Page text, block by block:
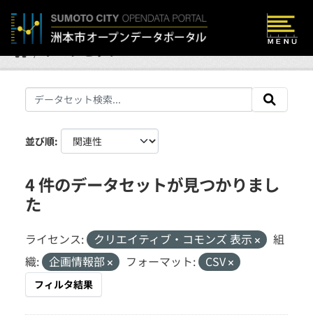
並び順
4 件のデータセットが見つかりまし
た
ライセンス: クリエイティブ・コモンズ 表示
組
織:
企画情報部 フォーマット: CSV
フィルタ結果